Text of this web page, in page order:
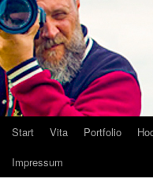
Start Vita Portfolio
Impressum